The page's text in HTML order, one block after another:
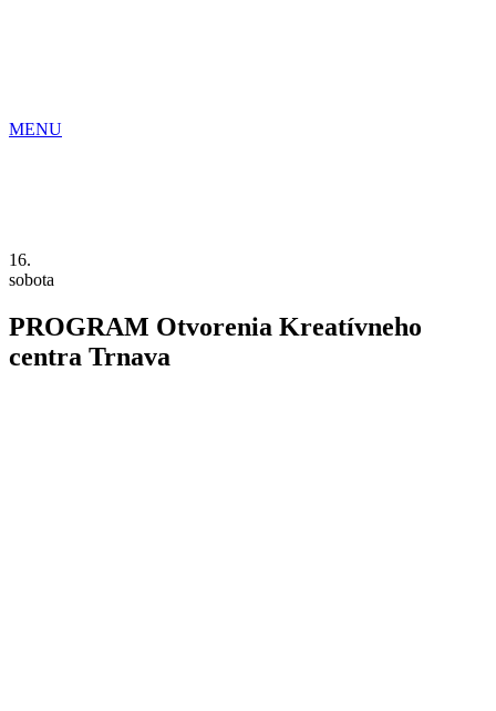
MENU
16.
sobota
PROGRAM Otvorenia Kreatívneho
centra Trnava